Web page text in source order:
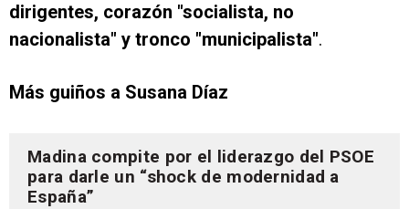
dirigentes, corazón "socialista, no
nacionalista" y tronco "municipalista".
Más guiños a Susana Díaz
Madina compite por el liderazgo del PSOE
para darle un “shock de modernidad a
España”